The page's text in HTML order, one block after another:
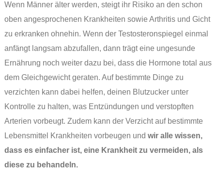
Wenn Männer älter werden, steigt ihr Risiko an den schon
oben angesprochenen Krankheiten sowie Arthritis und Gicht
zu erkranken ohnehin. Wenn der Testosteronspiegel einmal
anfängt langsam abzufallen, dann trägt eine ungesunde
Ernährung noch weiter dazu bei, dass die Hormone total aus
dem Gleichgewicht geraten. Auf bestimmte Dinge zu
verzichten kann dabei helfen, deinen Blutzucker unter
Kontrolle zu halten, was Entzündungen und verstopften
Arterien vorbeugt. Zudem kann der Verzicht auf bestimmte
Lebensmittel Krankheiten vorbeugen und wir alle wissen,
dass es einfacher ist, eine Krankheit zu vermeiden, als
diese zu behandeln.